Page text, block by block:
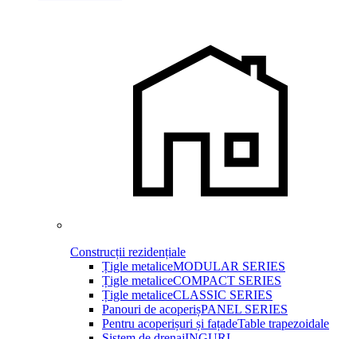
Construcții rezidențiale
Țigle metaliceMODULAR SERIES
Țigle metaliceCOMPACT SERIES
Țigle metaliceCLASSIC SERIES
Panouri de acoperișPANEL SERIES
Pentru acoperișuri și fațadeTable trapezoidale